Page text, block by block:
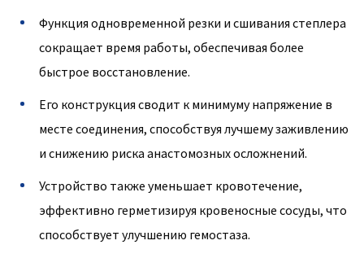
Функция одновременной резки и сшивания степлера
сокращает время работы, обеспечивая более
быстрое восстановление.
Его конструкция сводит к минимуму напряжение в
месте соединения, способствуя лучшему заживлению
и снижению риска анастомозных осложнений.
Устройство также уменьшает кровотечение,
эффективно герметизируя кровеносные сосуды, что
способствует улучшению гемостаза.